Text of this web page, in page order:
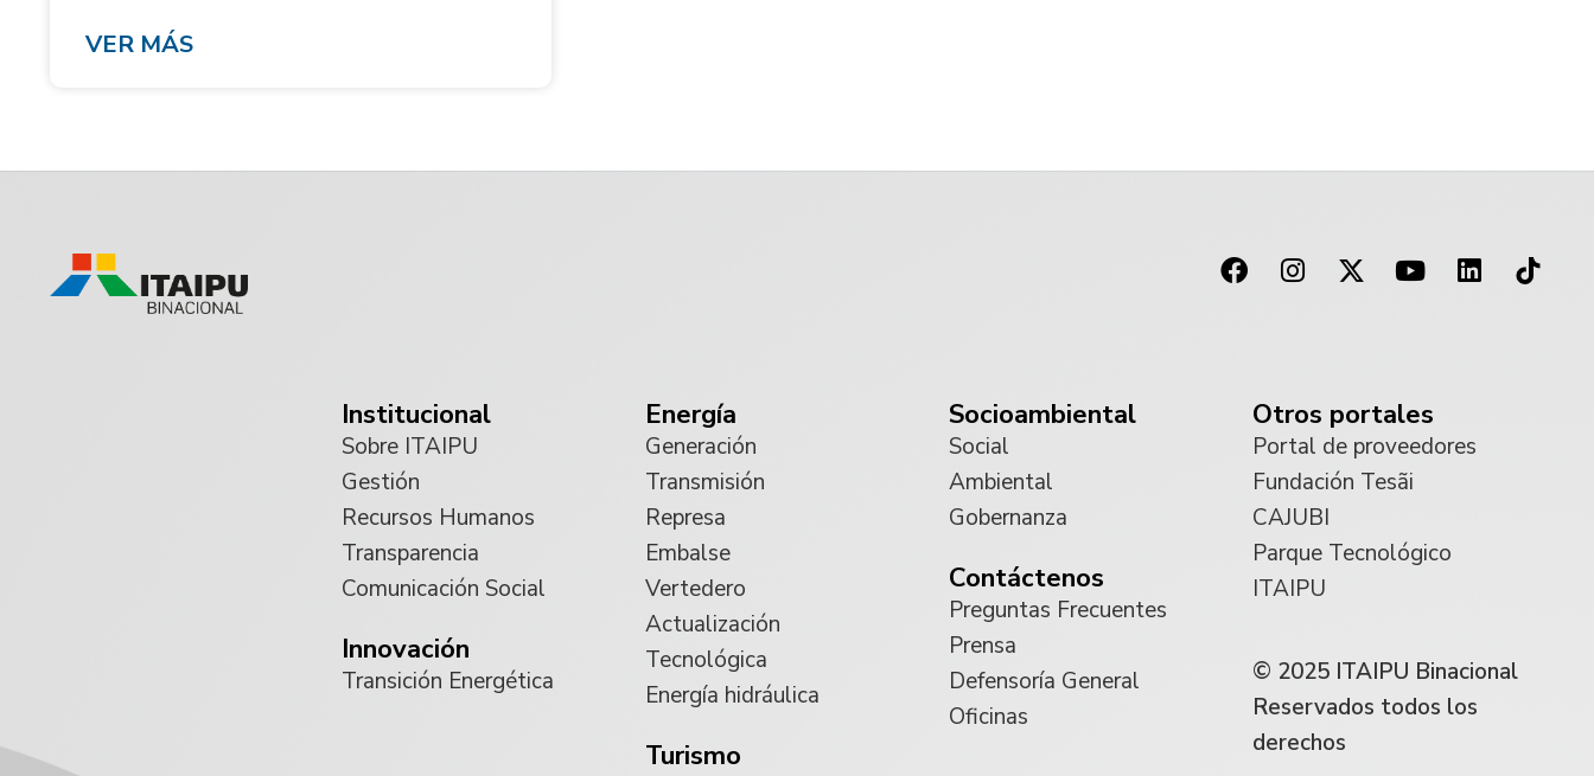
VER MÁS
Institucional
Sobre ITAIPU
Gestión
Recursos Humanos
Transparencia
Comunicación Social
Innovación
Transición Energética
Energía
Generación
Transmisión
Represa
Embalse
Vertedero
Actualización
Tecnológica
Energía hidráulica
Turismo
Socioambiental
Social
Ambiental
Gobernanza
Contáctenos
Preguntas Frecuentes
Prensa
Defensoría General
Oficinas
Otros portales
Portal de proveedores
Fundación Tesãi
CAJUBI
Parque Tecnológico
ITAIPU
© 2025 ITAIPU Binacional
Reservados todos los
derechos